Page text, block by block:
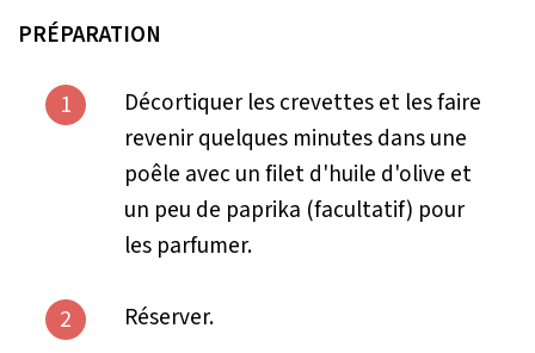
PRÉPARATION
1
Décortiquer les crevettes et les faire
revenir quelques minutes dans une
poêle avec un filet d'huile d'olive et
un peu de paprika (facultatif) pour
les parfumer.
2 Réserver.